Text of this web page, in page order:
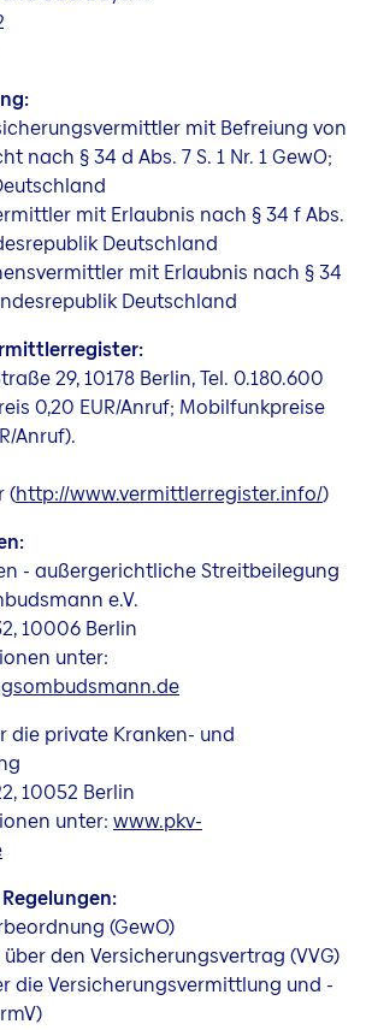
mit Befreiung von
nach § 34 d Abs. 7 S. 1 Nr. 1 GewO;
mit Erlaubnis nach § 34 f Abs.
Deutschland
mit Erlaubnis nach § 34
Deutschland
29, 10178 Berlin, Tel. 0.180.600
0,20 EUR/Anruf; Mobilfunkpreise
Anruf).
(http://www.vermittlerregister.info/)
- außergerichtliche Streitbeilegung
e.V.
10006 Berlin
unter:
die private Kranken- und
10052 Berlin
unter: www.pkv-
(GewO)
über den Versicherungsvertrag (VVG)
die Versicherungsvermittlung und -